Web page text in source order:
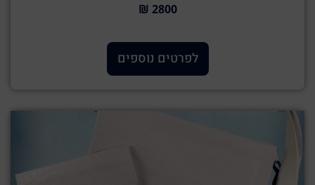
2800 ₪
לפרטים נוספים